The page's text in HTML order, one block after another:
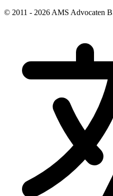
© 2011 - 2026 AMS Advocaten